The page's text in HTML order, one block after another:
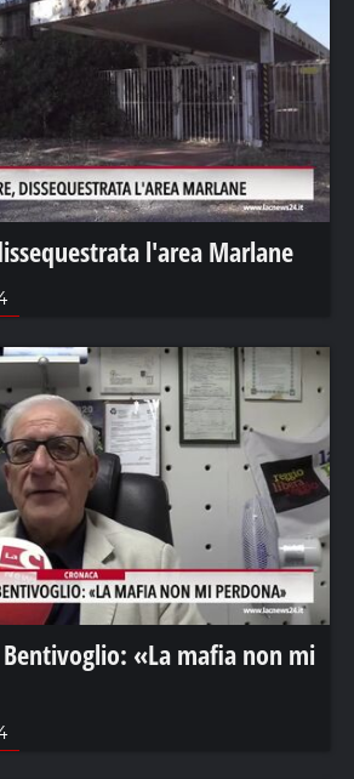
l'area Marlane
«La mafia non mi